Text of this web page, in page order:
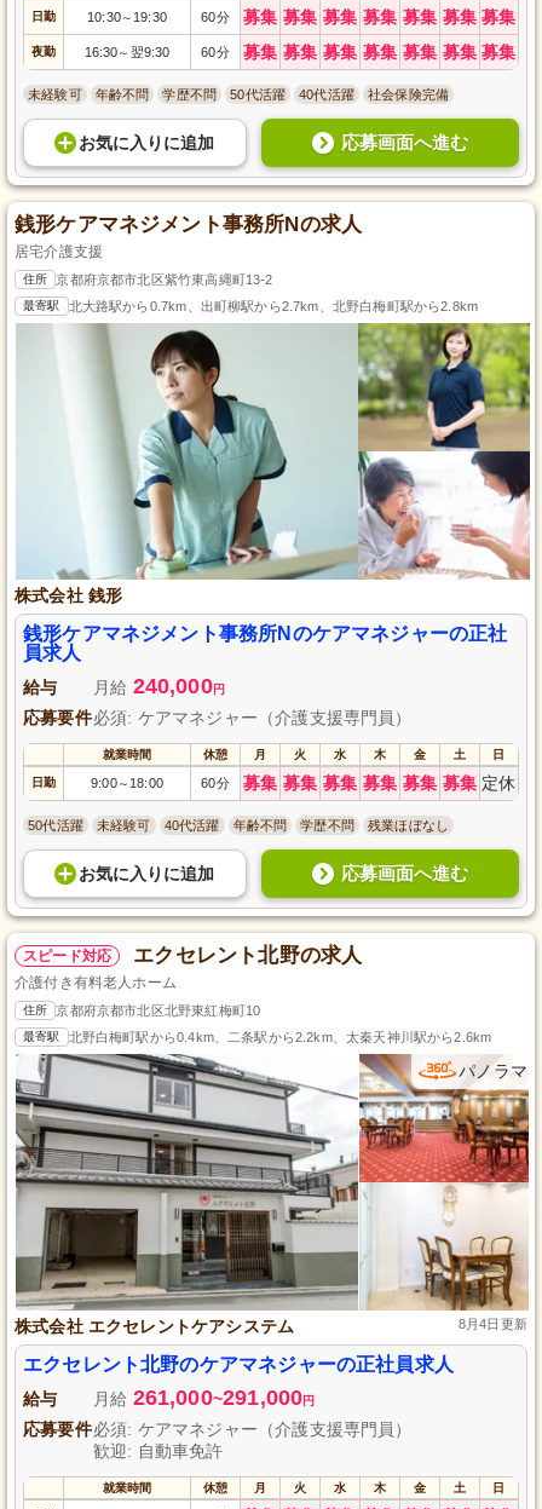
日勤 10:30～ 19:30 60分 募集 募集 募集 募集 募集 募集 募集
夜勤 16:30～ 翌9:30 60分 募集 募集 募集 募集 募集 募集 募集
未経験可 年齢不問 学歴不問 50代活躍 40代活躍 社会保険完備
お気に入り に追加 応募画面へ進む
銭形ケアマネジメント事務所Nの求人
居宅介護支援
住所 京都府京都市北区紫竹東高縄町13-2
最寄駅 北大路駅から0.7km、出町柳駅から2.7km、北野白梅町駅から2.8km
株式会社 銭形
銭形ケアマネジメント事務所Nのケアマネジャーの正社
員求人
給与 月給 240,000円
応募要件必須: ケアマネジャー（介護支援専門員）
就業時間 休憩 月 火 水 木 金 土 日
日勤 9:00～ 18:00 60分 募集 募集 募集 募集 募集 募集 定休
50代活躍 未経験可 40代活躍 年齢不問 学歴不問 残業ほぼなし
お気に入り に追加 応募画面へ進む
スピード対応 エクセレント北野の求人
介護付き有料老人ホーム
住所 京都府京都市北区北野東紅梅町10
最寄駅 北野白梅町駅から0.4km、二条駅から2.2km、太秦天神川駅から2.6km
パノラマ
株式会社 エクセレントケアシステム 8月4日更新
エクセレント北野のケアマネジャーの正社員求人
給与 月給 261,000~291,000円
応募要件必須: ケアマネジャー（介護支援専門員）
歓迎: 自動車免許
就業時間 休憩 月 火 水 木 金 土 日